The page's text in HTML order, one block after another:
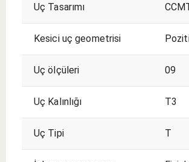
Uç Tasarımı
Kesici uç geometrisi
Uç ölçüleri 09
Uç Kalınlığı T3
Uç Tipi T